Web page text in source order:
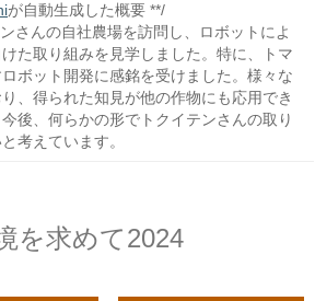
が自動生成した概要 **/
ンさんの自社農場を訪問し、ロボットによ
た取り組みを見学しました。特に、トマ
ボット開発に感銘を受けました。様々な
、得られた知見が他の作物にも応用でき
後、何らかの形でトクイテンさんの取り
考えています。
を求めて2024